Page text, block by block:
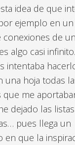
idea de que
ejemplo en
conexiones de
algo casi
intentaba
una hoja todas
que me
dejado las listas
pues llega un
en que la